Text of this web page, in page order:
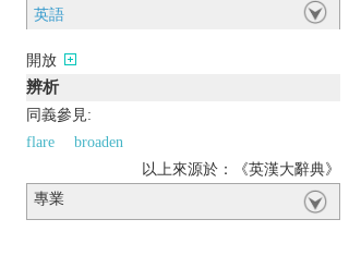
英語
開放
辨析
同義參見:
flare
broaden
以上來源於：《英漢大辭典》
專業